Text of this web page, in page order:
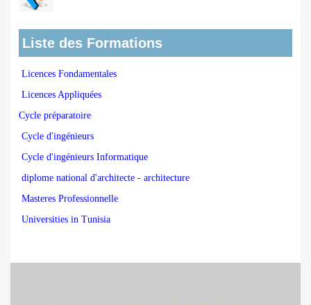
Liste des Formations
Licences Fondamentales
Licences Appliquées
Cycle préparatoire
Cycle d'ingénieurs
Cycle d'ingénieurs Informatique
diplome national d'architecte - architecture
Masteres Professionnelle
Universities in Tunisia